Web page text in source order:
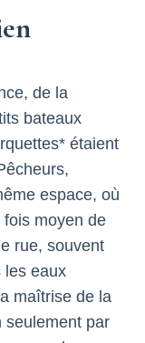
de la
bateaux
étaient
espace, où
moyen de
rue, souvent
les eaux
maîtrise de la
seulement par